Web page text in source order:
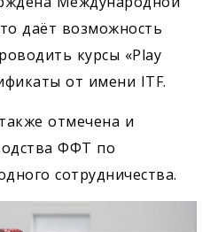
даёт возможность
курсы «Play
от имени ITF.
отмечена и
ФФТ по
сотрудничества.